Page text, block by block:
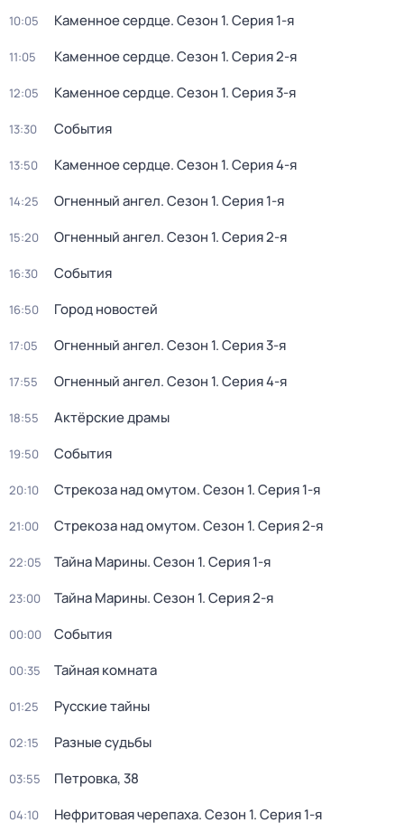
10:05 Каменное сердце. Сезон 1. Серия 1-я
11:05 Каменное сердце. Сезон 1. Серия 2-я
12:05 Каменное сердце. Сезон 1. Серия 3-я
13:30 События
13:50 Каменное сердце. Сезон 1. Серия 4-я
14:25 Огненный ангел. Сезон 1. Серия 1-я
15:20 Огненный ангел. Сезон 1. Серия 2-я
16:30 События
16:50 Город новостей
17:05 Огненный ангел. Сезон 1. Серия 3-я
17:55 Огненный ангел. Сезон 1. Серия 4-я
18:55 Актёрские драмы
19:50 События
20:10 Стрекоза над омутом. Сезон 1. Серия 1-я
21:00 Стрекоза над омутом. Сезон 1. Серия 2-я
22:05 Тайна Марины. Сезон 1. Серия 1-я
23:00 Тайна Марины. Сезон 1. Серия 2-я
00:00 События
00:35 Тайная комната
01:25 Русские тайны
02:15 Разные судьбы
03:55 Петровка, 38
04:10 Нефритовая черепаха. Сезон 1. Серия 1-я